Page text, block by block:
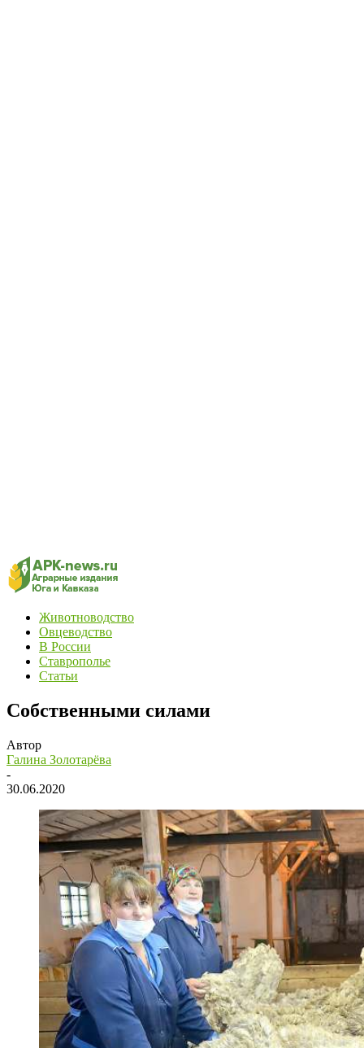
Животноводство
Овцеводство
В России
Ставрополье
Статьи
Собственными силами
Автор
Галина Золотарёва
-
30.06.2020